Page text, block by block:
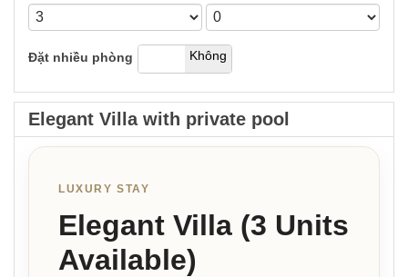
Đặt nhiều phòng
có Không
Elegant Villa with private pool
LUXURY STAY
Elegant Villa (3 Units
Available)